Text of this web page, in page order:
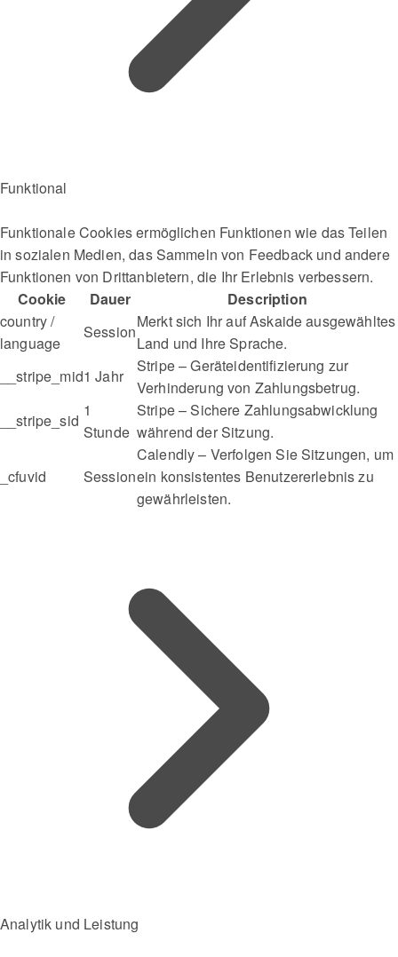
Funktional
Funktionale Cookies ermöglichen Funktionen wie das Teilen
in sozialen Medien, das Sammeln von Feedback und andere
Funktionen von Drittanbietern, die Ihr Erlebnis verbessern.
Cookie
Dauer
Description
country /
language
Session
Merkt sich Ihr auf Askaide ausgewähltes
Land und Ihre Sprache.
__stripe_mid1 Jahr
Stripe – Geräteidentifizierung zur
Verhinderung von Zahlungsbetrug.
__stripe_sid
1
Stunde
Stripe – Sichere Zahlungsabwicklung
während der Sitzung.
_cfuvid Session
Calendly – ​​Verfolgen Sie Sitzungen, um
ein konsistentes Benutzererlebnis zu
gewährleisten.
Analytik und Leistung